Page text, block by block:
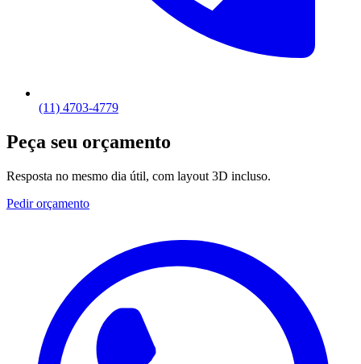
(11) 4703-4779
Peça seu orçamento
Resposta no mesmo dia útil, com layout 3D incluso.
Pedir orçamento